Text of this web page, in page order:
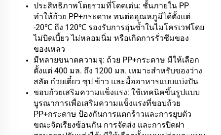
ประสิทธิภาพโดยรวมที่โดดเด่น: ชั้นภายใน PP
ทำให้ถ้วย PP+กระดาษ ทนต่ออุณหภูมิได้ตั้งแต่
-20℃ ถึง 120℃ รองรับการอุ่นซ้ำในไมโครเวฟโดย
ไม่บิดเบี้ยว ไม่หลอมนิ่ม หรือเกิดการรั่วซึมของ
ของเหลว
มีหลายขนาดความจุ: ถ้วย PP+กระดาษ มีให้เลือก
ตั้งแต่ 400 มล. ถึง 1200 มล. เหมาะสำหรับของว่าง
สลัด ก๋วยเตี๋ยว ซุป ข้าว และมื้ออาหารแบบแบ่งปัน
ขอบถ้วยเสริมความแข็งแรง: ใช้เทคนิคขึ้นรูปแบบ
บูรณาการเพื่อเสริมความแข็งแรงที่ขอบถ้วย
PP+กระดาษ ป้องกันการแตกร้าวและการยุบตัว
ขณะจัดเรียงซ้อนกัน การจัดส่ง และการปิดฝา